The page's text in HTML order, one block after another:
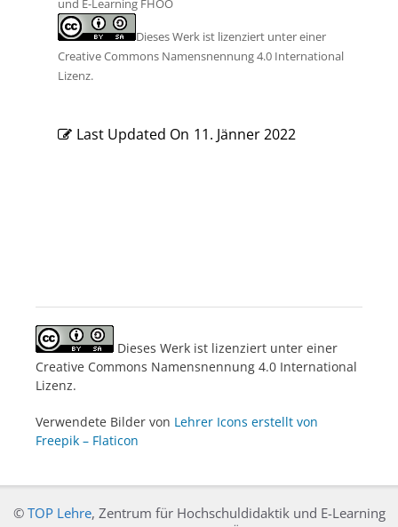
und E-Learning FHOÖ
Dieses Werk ist lizenziert unter einer
Creative Commons Namensnennung 4.0 International
Lizenz.
Last Updated On 11. Jänner 2022
Dieses Werk ist lizenziert unter einer
Creative Commons Namensnennung 4.0 International
Lizenz.
Verwendete Bilder von Lehrer Icons erstellt von
Freepik – Flaticon
© TOP Lehre, Zentrum für Hochschuldidaktik und E-Learning